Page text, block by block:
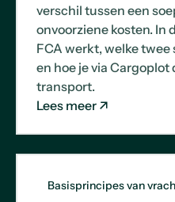
verschil tussen een
onvoorziene kosten. In
FCA werkt, welke
en hoe je via Cargoplot
transport.
Lees meer
Basisprincipes van